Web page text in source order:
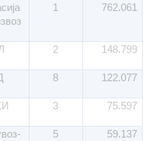
1 762.061
2 148.799
8 122.077
3 75.597
5 59.137